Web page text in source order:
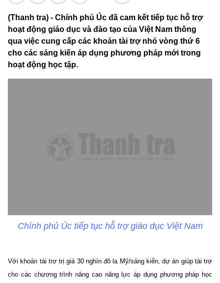
(Thanh tra) - Chính phủ Úc đã cam kết tiếp tục hỗ trợ
hoạt động giáo dục và đào tạo của Việt Nam thông
qua việc cung cấp các khoản tài trợ nhỏ vòng thứ 6
cho các sáng kiến áp dụng phương pháp mới trong
hoạt động học tập.
Chính phủ Úc tiếp tục hỗ trợ giáo dục Việt Nam
Với khoản tài trợ trị giá 30 nghìn đô la Mỹ/sáng kiến, dự án giúp tài trợ
cho các chương trình nâng cao năng lực áp dụng phương pháp học